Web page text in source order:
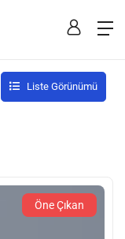
Liste Görünümü
Öne Çıkan